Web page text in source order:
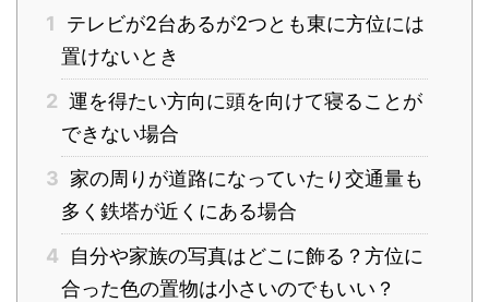
1
テレビが2台あるが2つとも東に方位には
置けないとき
2 運を得たい方向に頭を向けて寝ることが
できない場合
3 家の周りが道路になっていたり交通量も
多く鉄塔が近くにある場合
4
自分や家族の写真はどこに飾る？方位に
合った色の置物は小さいのでもいい？